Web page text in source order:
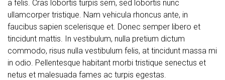
a felis. Cras lobortis turpis sem, sed lobortis nunc
ullamcorper tristique. Nam vehicula rhoncus ante, in
faucibus sapien scelerisque et. Donec semper libero et
tincidunt mattis. In vestibulum, nulla pretium dictum
commodo, risus nulla vestibulum felis, at tincidunt massa mi
in odio. Pellentesque habitant morbi tristique senectus et
netus et malesuada fames ac turpis egestas.